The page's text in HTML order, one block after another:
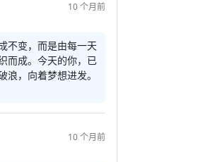
10 个月前
不变，而是由每一天
而成。今天的你，已
浪，向着梦想进发。
10 个月前